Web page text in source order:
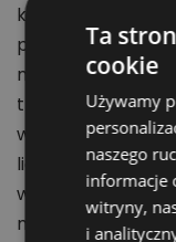
kontroli poziomu,
płaszczyzn
montażu sufitów
trasowania
wyposażenia.
liczby linii i
widoczności
montażu i
Ta
cookie
Używamy
naszego
informacje
witryny,
i